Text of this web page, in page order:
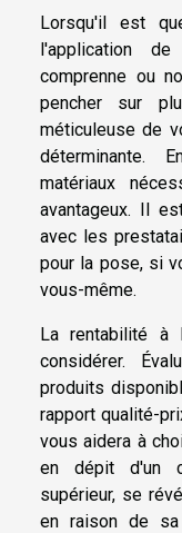
Lorsqu'il est
l'application
comprenne ou
pencher sur
méticuleuse de
déterminante.
matériaux
avantageux. Il
avec les
pour la pose, si
vous-même.
La rentabilité à
considérer.
produits
rapport qualité-
vous aidera à
en dépit d'un
supérieur, se
en raison de